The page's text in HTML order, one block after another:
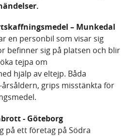
– Munkedal
en personbil som visar sig
befinner sig på platsen och blir
tejpa om
hjälp av eltejp. Båda
grips misstänkta för
- Göteborg
på ett företag på Södra